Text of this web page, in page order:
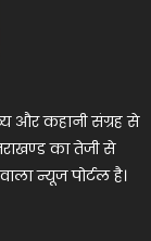
और कहानी संग्रह से
का तेजी से
न्यूज पोर्टल है।